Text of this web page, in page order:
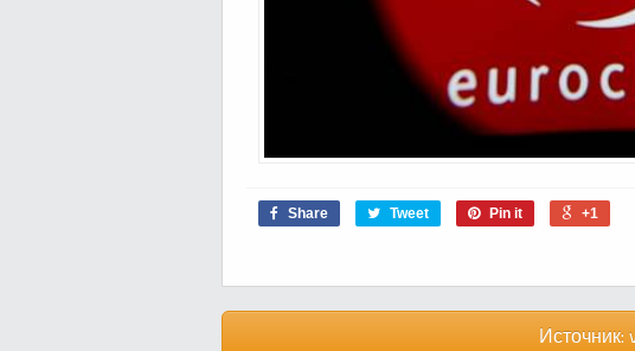
Share Tweet Pin it +1
Источник: